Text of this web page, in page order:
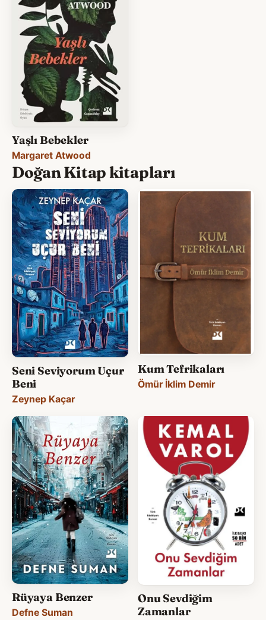
Yaşlı Bebekler
Margaret Atwood
Doğan Kitap kitapları
Seni Seviyorum Uçur
Beni
Zeynep Kaçar
Kum Tefrikaları
Ömür İklim Demir
Rüyaya Benzer
Defne Suman
Onu Sevdiğim
Zamanlar